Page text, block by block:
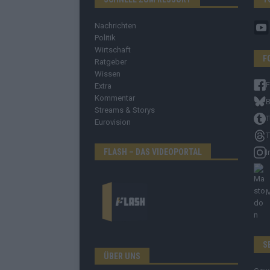
Nachrichten
Politik
Wirtschaft
Ratgeber
Wissen
Extra
Kommentar
Streams & Storys
Eurovision
FLASH – DAS VIDEOPORTAL
ÜBER UNS